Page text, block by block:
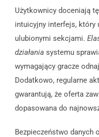
Użytkownicy doceniają
intuicyjny interfejs, który
ulubionymi sekcjami.
działania systemu
wymagający gracze
Dodatkowo, regularne
gwarantują, że oferta
dopasowana do
Bezpieczeństwo danych